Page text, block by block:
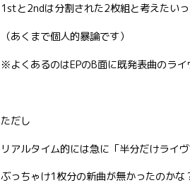
1stと2ndは分割された2枚組と考えたいっ
（あくまで個人的暴論です）
※よくあるのはEPのB面に既発表曲のラ
ただし
リアルタイム的には急に「半分だけライ
ぶっちゃけ1枚分の新曲が無かったのかな